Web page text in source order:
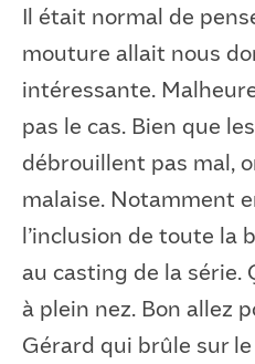
Il était normal de
mouture allait nous
intéressante.
pas le cas. Bien que
débrouillent pas mal,
malaise. Notamment
l’inclusion de toute la
au casting de la série.
à plein nez. Bon allez
Gérard qui brûle sur